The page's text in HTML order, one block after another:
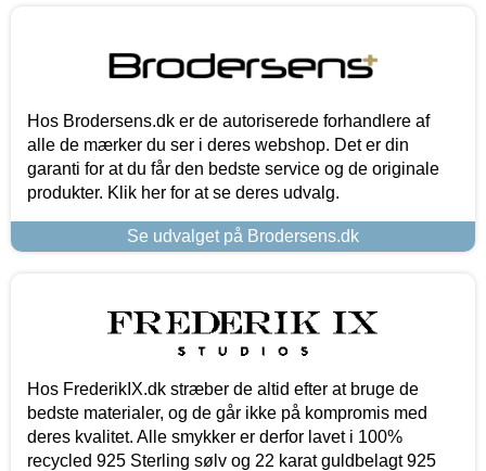
Hos Brodersens.dk er de autoriserede forhandlere af
alle de mærker du ser i deres webshop. Det er din
garanti for at du får den bedste service og de originale
produkter. Klik her for at se deres udvalg.
Se udvalget på Brodersens.dk
Hos FrederikIX.dk stræber de altid efter at bruge de
bedste materialer, og de går ikke på kompromis med
deres kvalitet. Alle smykker er derfor lavet i 100%
recycled 925 Sterling sølv og 22 karat guldbelagt 925